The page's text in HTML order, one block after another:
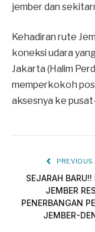
jember dan
Kehadiran rute
koneksi udara
Jakarta (Halim
memperkokoh
aksesnya ke
PREVIOUS
SEJARAH BARU!!
JEMBER
PENERBANGAN
JEMBER-